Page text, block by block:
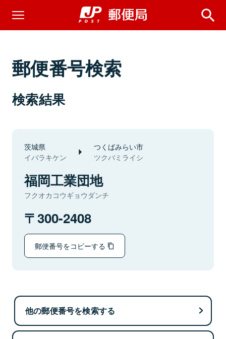
郵便番号検索
検索結果
茨城県
イバラキケン
つくばみらい市
ツクバミライシ
福岡工業団地
フクオカコウギョウダンチ
300-2408
郵便番号をコピーする
他の郵便番号を検索する